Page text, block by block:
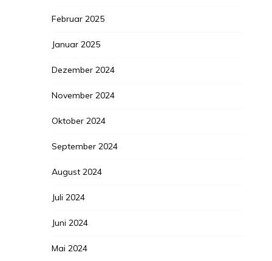
Februar 2025
Januar 2025
Dezember 2024
November 2024
Oktober 2024
September 2024
August 2024
Juli 2024
Juni 2024
Mai 2024